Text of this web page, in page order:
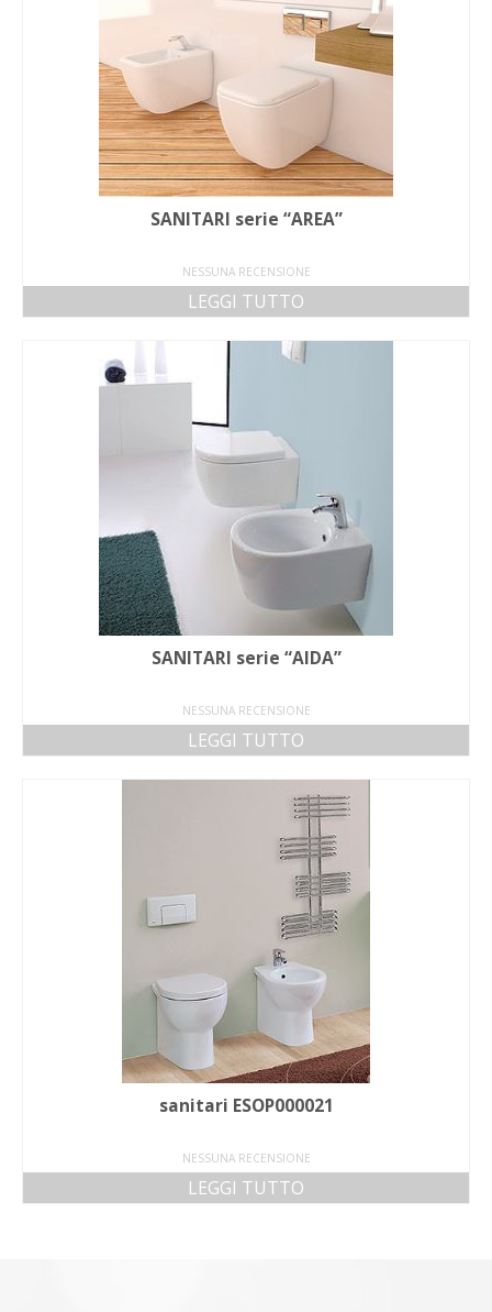
SANITARI serie “AREA”
NESSUNA RECENSIONE
LEGGI TUTTO
SANITARI serie “AIDA”
NESSUNA RECENSIONE
LEGGI TUTTO
sanitari ESOP000021
NESSUNA RECENSIONE
LEGGI TUTTO